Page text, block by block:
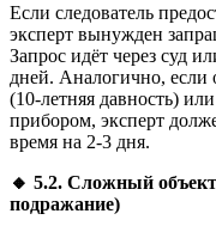
Если следователь
эксперт вынужден
Запрос идёт через суд
дней. Аналогично, если
(10-летняя давность)
прибором, эксперт
время на 2-3 дня.
🔸 5.2. Сложный
подражание)